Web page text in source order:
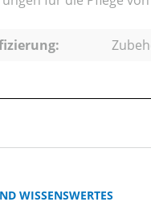
WISSENSWERTES